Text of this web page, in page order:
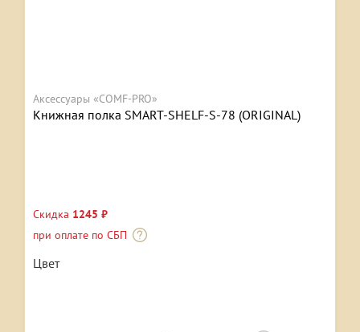
Аксессуары «COMF-PRO»
Книжная полка SMART-SHELF-S-78 (ORIGINAL)
Скидка 1245 ₽
при оплате по СБП
Цвет